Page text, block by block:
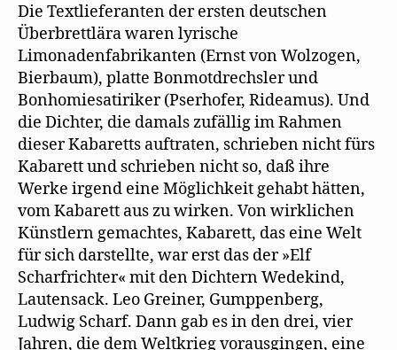
Die Textlieferanten der ersten deutschen
Überbrettlära waren lyrische
Limonadenfabrikanten (Ernst von Wolzogen,
Bierbaum), platte Bonmotdrechsler und
Bonhomiesatiriker (Pserhofer, Rideamus). Und
die Dichter, die damals zufällig im Rahmen
dieser Kabaretts auftraten, schrieben nicht fürs
Kabarett und schrieben nicht so, daß ihre
Werke irgend eine Möglichkeit gehabt hätten,
vom Kabarett aus zu wirken. Von wirklichen
Künstlern gemachtes, Kabarett, das eine Welt
für sich darstellte, war erst das der »Elf
Scharfrichter« mit den Dichtern Wedekind,
Lautensack. Leo Greiner, Gumppenberg,
Ludwig Scharf. Dann gab es in den drei, vier
Jahren, die dem Weltkrieg vorausgingen, eine